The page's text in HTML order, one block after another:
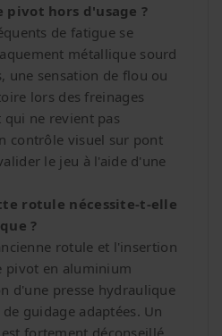
hors d'usage ?
de fatigue se
métallique sourd
une sensation de flou ou
lors des freinages
ne revient pas
contrôle visuel sur pont
le jeu à l'aide d'une
rotule nécessite-t-elle
?
rotule et l'insertion
pivot en aluminium
d'une presse hydraulique
guidage adaptées. Un
fortement déconseillé